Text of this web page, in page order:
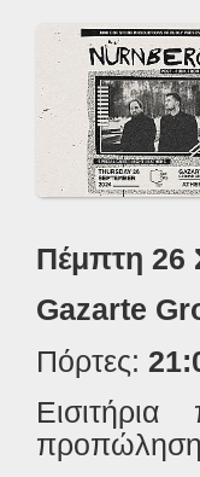
Πέμπτη 26
Gazarte
Πόρτες:
Ε